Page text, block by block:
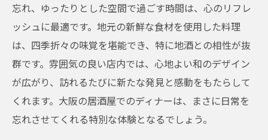
忘れ、ゆったりとした空間で過ごす時間は、心のリフレ
ッシュに最適です。地元の新鮮な食材を使用した料理
は、四季折々の味覚を堪能でき、特に地酒との相性が抜
群です。雰囲気の良い店内では、心地よい和のデザイン
が広がり、訪れるたびに新たな発見と感動をもたらして
くれます。大阪の居酒屋でのディナーは、まさに日常を
忘れさせてくれる特別な体験となるでしょう。